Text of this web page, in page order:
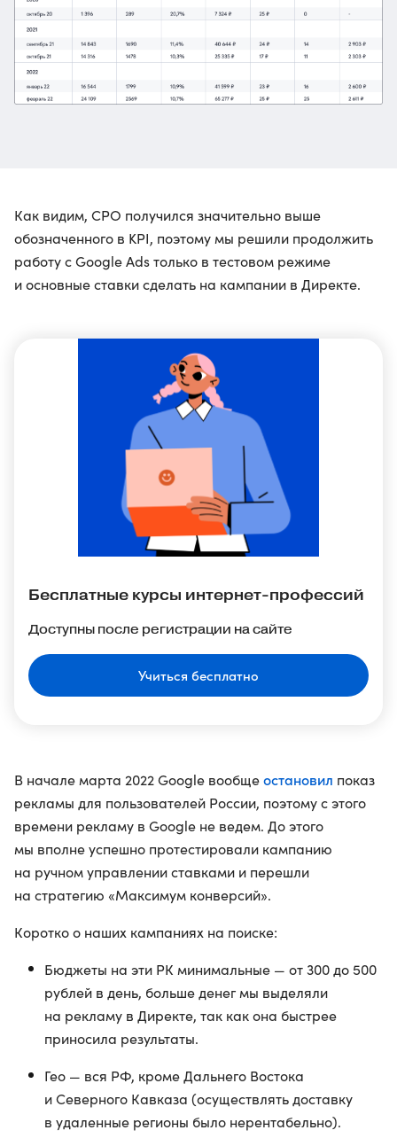
Как видим, CPO получился значительно выше
обозначенного в KPI, поэтому мы решили продолжить
работу с Google Ads только в тестовом режиме
и основные ставки сделать на кампании в Директе.
Бесплатные курсы интернет-профессий
Доступны после регистрации на сайте
Учиться бесплатно
В начале марта 2022 Google вообщеостановил показ
рекламы для пользователей России, поэтому с этого
времени рекламу в Google не ведем. До этого
мы вполне успешно протестировали кампанию
на ручном управлении ставками и перешли
на стратегию «Максимум конверсий».
Коротко о наших кампаниях на поиске:
Бюджеты на эти РК минимальные — от 300 до 500
рублей в день, больше денег мы выделяли
на рекламу в Директе, так как она быстрее
приносила результаты.
Гео — вся РФ, кроме Дальнего Востока
и Северного Кавказа (осуществлять доставку
в удаленные регионы было нерентабельно).